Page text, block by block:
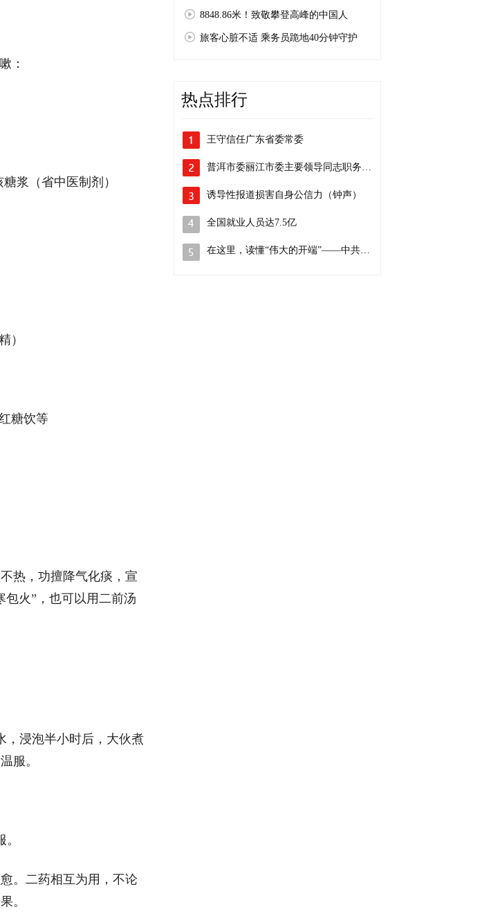
：
浆（省中医制剂）
）
糖饮等
热，功擅降气化痰，宣
包火”，也可以用二前汤
，浸泡半小时后，大伙煮
服。
。二药相互为用，不论
。
8848.86米！致敬攀登高峰的中国人
旅客心脏不适 乘务员跪地40分钟守护
热点排行
王守信任广东省委常委
普洱市委丽江市委主要领导同志职务调整
诱导性报道损害自身公信力（钟声）
全国就业人员达7.5亿
在这里，读懂“伟大的开端”——中共一大…